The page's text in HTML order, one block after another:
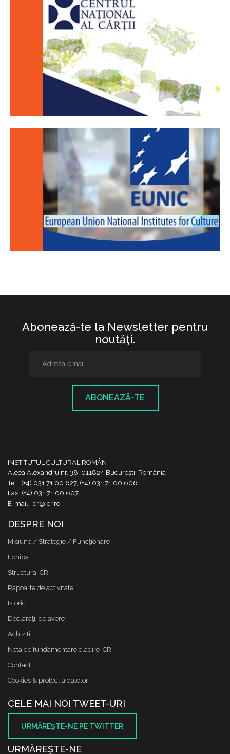
Abonează-te la Newsletter pentru
noutăţi.
ABONEAZĂ-TE
INSTITUTUL CULTURAL ROMÂN
Aleea Alexandru nr. 38, 011824 București, România
Tel.: (+4) 031 71 00 627, (+4) 031 71 00 606
Fax: (+4) 031 71 00 607
E-mail: icr@icr.ro
DESPRE NOI
Misiune / Strategie / Funcţionare
Echipa
Structura ICR
Rapoarte de activitate
Istoric
Declaraţii de avere
Achizitii
Nota de fundamentare cladire ICR
Contact
Cookies & protectia datelor
CELE MAI NOI TWEET-URI
URMĂREŞTE-NE PE TWITTER
URMĂREŞTE-NE